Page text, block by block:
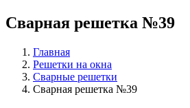
Сварная решетка №39
Главная
Решетки на окна
Сварные решетки
Сварная решетка №39